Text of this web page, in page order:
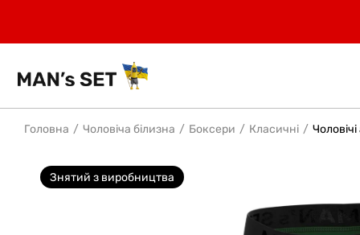
Головна Чоловіча білизна Боксери Класичні
Знятий з виробництва